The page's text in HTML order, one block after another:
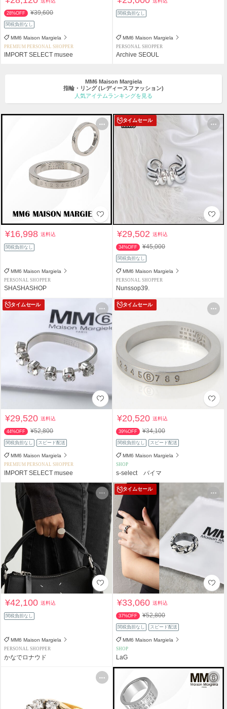
28%OFF ¥39,600
関税負担なし
MM6 Maison Margiela
PREMIUM PERSONAL SHOPPER
IMPORT SELECT musee
関税負担なし
MM6 Maison Margiela
PERSONAL SHOPPER
Archive SEOUL
MM6 Maison Margiela
指輪・リング (レディースファッション)
人気アイテムランキングを見る
¥16,998送料込
関税負担なし
MM6 Maison Margiela
PERSONAL SHOPPER
SHASHASHOP
タイムセール
¥29,502送料込
34%OFF ¥45,000
関税負担なし
MM6 Maison Margiela
PERSONAL SHOPPER
Nunssop39.
タイムセール
¥29,520送料込
44%OFF ¥52,800
関税負担なし スピード配送
MM6 Maison Margiela
PREMIUM PERSONAL SHOPPER
IMPORT SELECT musee
タイムセール
¥20,520送料込
39%OFF ¥34,100
関税負担なし スピード配送
MM6 Maison Margiela
SHOP
s-select バイマ
¥42,100送料込
関税負担なし
MM6 Maison Margiela
PERSONAL SHOPPER
かなでロナウド
タイムセール
¥33,060送料込
37%OFF ¥52,800
関税負担なし スピード配送
MM6 Maison Margiela
SHOP
LaG